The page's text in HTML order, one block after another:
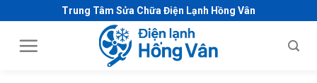
k
Trung Tâm Sửa Chữa Điện Lạnh Hồng Vân